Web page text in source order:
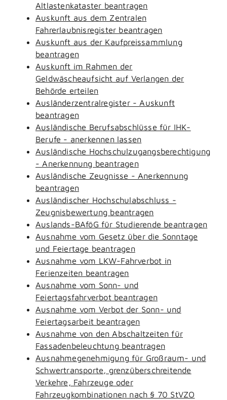
Altlastenkataster beantragen
Auskunft aus dem Zentralen
Fahrerlaubnisregister beantragen
Auskunft aus der Kaufpreissammlung
beantragen
Auskunft im Rahmen der
Geldwäscheaufsicht auf Verlangen der
Behörde erteilen
Ausländerzentralregister - Auskunft
beantragen
Ausländische Berufsabschlüsse für IHK-
Berufe - anerkennen lassen
Ausländische Hochschulzugangsberechtigung
- Anerkennung beantragen
Ausländische Zeugnisse - Anerkennung
beantragen
Ausländischer Hochschulabschluss -
Zeugnisbewertung beantragen
Auslands-BAföG für Studierende beantragen
Ausnahme vom Gesetz über die Sonntage
und Feiertage beantragen
Ausnahme vom LKW-Fahrverbot in
Ferienzeiten beantragen
Ausnahme vom Sonn- und
Feiertagsfahrverbot beantragen
Ausnahme vom Verbot der Sonn- und
Feiertagsarbeit beantragen
Ausnahme von den Abschaltzeiten für
Fassadenbeleuchtung beantragen
Ausnahmegenehmigung für Großraum- und
Schwertransporte, grenzüberschreitende
Verkehre, Fahrzeuge oder
Fahrzeugkombinationen nach § 70 StVZO